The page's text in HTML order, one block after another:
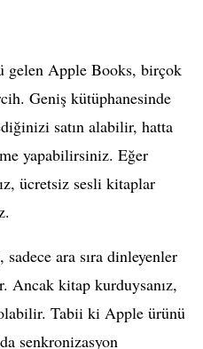
gelen Apple Books, birçok
Geniş kütüphanesinde
satın alabilir, hatta
yapabilirsiniz. Eğer
ücretsiz sesli kitaplar
ara sıra dinleyenler
Ancak kitap kurduysanız,
Tabii ki Apple ürünü
senkronizasyon